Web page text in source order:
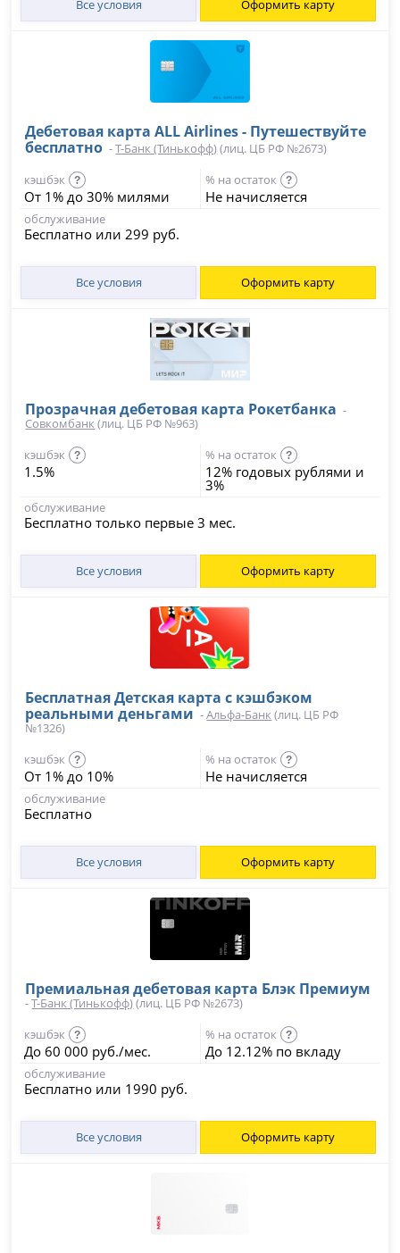
Все условия Оформить карту
Дебетовая карта ALL Airlines - Путешествуйте
бесплатно -Т-Банк (Тинькофф)(лиц. ЦБ РФ №2673)
кэшбэк
?
От 1% до 30% милями
% на остаток ?
Не начисляется
обслуживание
Бесплатно или 299 руб.
Все условия Оформить карту
Прозрачная дебетовая карта Рокетбанка -
Совкомбанк (лиц. ЦБ РФ №963)
кэшбэк
?
1.5%
% на остаток ?
12% годовых рублями и
3%
обслуживание
Бесплатно только первые 3 мес.
Все условия Оформить карту
Бесплатная Детская карта с кэшбэком
реальными деньгами -Альфа-Банк (лиц. ЦБ РФ
№1326)
кэшбэк
?
От 1% до 10%
% на остаток ?
Не начисляется
обслуживание
Бесплатно
Все условия Оформить карту
Премиальная дебетовая карта Блэк Премиум
-Т-Банк (Тинькофф)(лиц. ЦБ РФ №2673)
кэшбэк
?
До 60 000 руб./мес.
% на остаток ?
До 12.12% по вкладу
обслуживание
Бесплатно или 1990 руб.
Все условия Оформить карту